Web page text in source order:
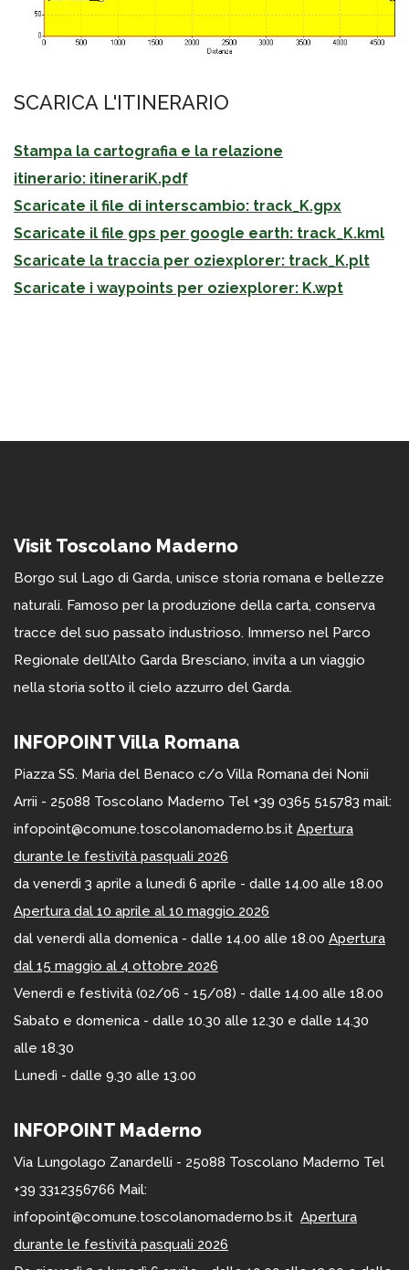
SCARICA L'ITINERARIO
Stampa la cartografia e la relazione
itinerario: itinerariK.pdf
Scaricate il file di interscambio: track_K.gpx
Scaricate il file gps per google earth: track_K.kml
Scaricate la traccia per oziexplorer: track_K.plt
Scaricate i waypoints per oziexplorer: K.wpt
Visit Toscolano Maderno
Borgo sul Lago di Garda, unisce storia romana e bellezze
naturali. Famoso per la produzione della carta, conserva
tracce del suo passato industrioso. Immerso nel Parco
Regionale dell’Alto Garda Bresciano, invita a un viaggio
nella storia sotto il cielo azzurro del Garda.
INFOPOINT Villa Romana
Piazza SS. Maria del Benaco c/o Villa Romana dei Nonii
Arrii - 25088 Toscolano Maderno Tel +39 0365 515783 mail:
infopoint@comune.toscolanomaderno.bs.it Apertura
durante le festività pasquali 2026
da venerdì 3 aprile a lunedì 6 aprile - dalle 14.00 alle 18.00
Apertura dal 10 aprile al 10 maggio 2026
dal venerdì alla domenica - dalle 14.00 alle 18.00 Apertura
dal 15 maggio al 4 ottobre 2026
Venerdì e festività (02/06 - 15/08) - dalle 14.00 alle 18.00
Sabato e domenica - dalle 10.30 alle 12.30 e dalle 14.30
alle 18.30
Lunedì - dalle 9.30 alle 13.00
INFOPOINT Maderno
Via Lungolago Zanardelli - 25088 Toscolano Maderno Tel
+39 3312356766 Mail:
infopoint@comune.toscolanomaderno.bs.it Apertura
durante le festività pasquali 2026